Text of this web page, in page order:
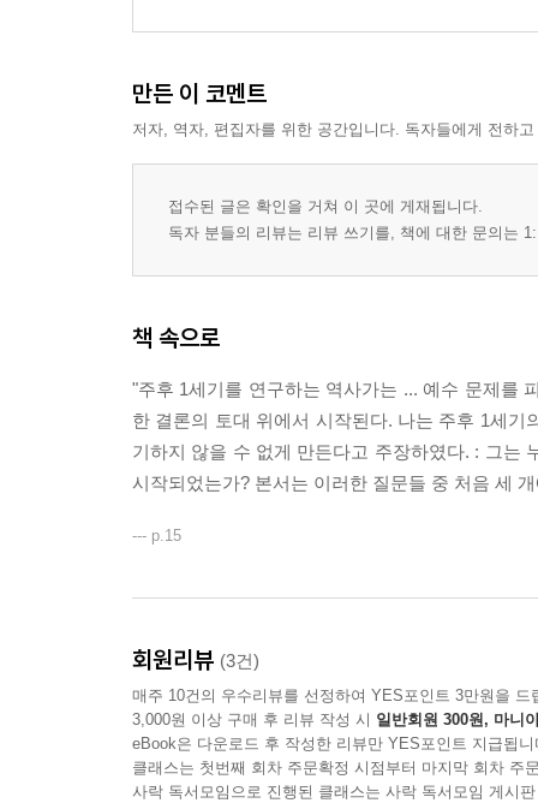
만든 이 코멘트
저자, 역자, 편집자를 위한 공간입니다. 독자들에게 전하
접수된 글은 확인을 거쳐 이 곳에 게재됩니다.
독자 분들의 리뷰는 리뷰 쓰기를, 책에 대한 문의는
책 속으로
"주후 1세기를 연구하는 역사가는 ... 예수 문제를
한 결론의 토대 위에서 시작된다. 나는 주후 1세
기하지 않을 수 없게 만든다고 주장하였다. : 그는
시작되었는가? 본서는 이러한 질문들 중 처음 세
--- p.15
회원리뷰 (3건)
매주 10건의 우수리뷰를 선정하여 YES포인트 3만원을 드
3,000원 이상 구매 후 리뷰 작성 시 일반회원 300원, 마니
eBook은 다운로드 후 작성한 리뷰만 YES포인트 지급됩니
클래스는 첫번째 회차 주문확정 시점부터 마지막 회차 주
사락 독서모임으로 진행된 클래스는 사락 독서모임 게시